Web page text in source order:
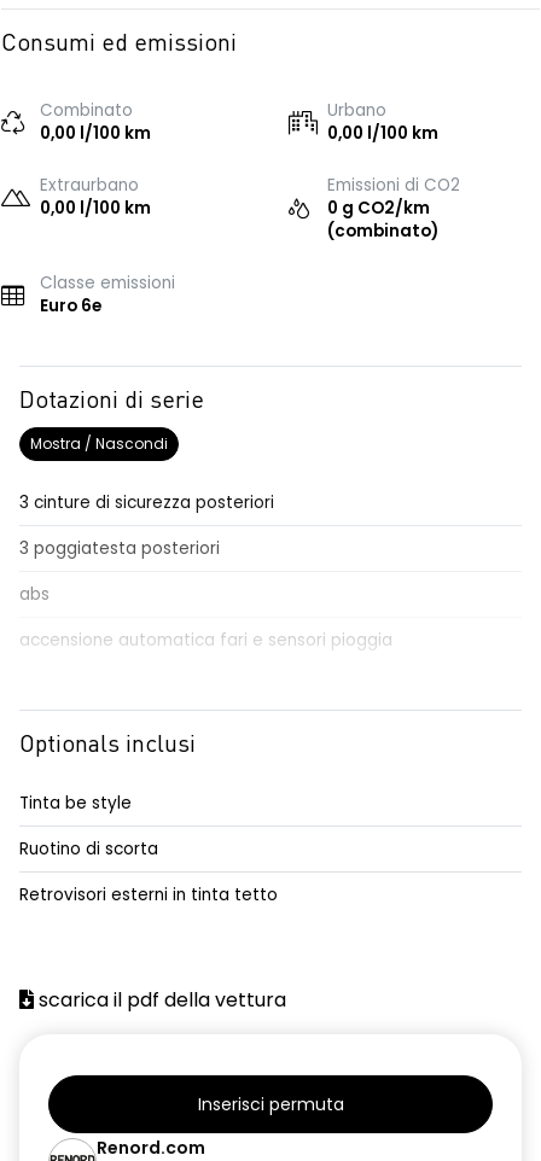
Consumi ed emissioni
Combinato
0,00 l/100 km
Urbano
0,00 l/100 km
Extraurbano
0,00 l/100 km
Emissioni di CO2
0 g CO2/km
(combinato)
Classe emissioni
Euro 6e
Dotazioni di serie
Mostra / Nascondi
3 cinture di sicurezza posteriori
3 poggiatesta posteriori
abs
accensione automatica fari e sensori pioggia
airbag frontale conducente e passeggero
alzacristalli posteriori elettrici impulsionali
assistenza alla frenata d'emergenza
cartografia standard
climatizzatore automatico
criterio tecnico per tetto panoramico
Optionals inclusi
Tinta be style
Ruotino di scorta
Retrovisori esterni in tinta tetto
scarica il pdf della vettura
Inserisci permuta
Renord.com